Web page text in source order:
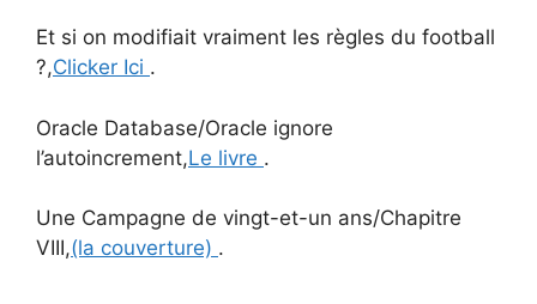
Et si on modifiait vraiment les règles du football
?,Clicker Ici .
Oracle Database/Oracle ignore
l’autoincrement,Le livre .
Une Campagne de vingt-et-un ans/Chapitre
VIII,(la couverture) .